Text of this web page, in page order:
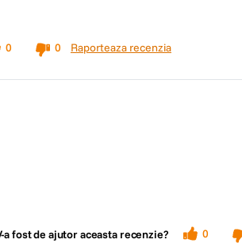
0 0 Raporteaza recenzia
a fost de ajutor aceasta recenzie? 0